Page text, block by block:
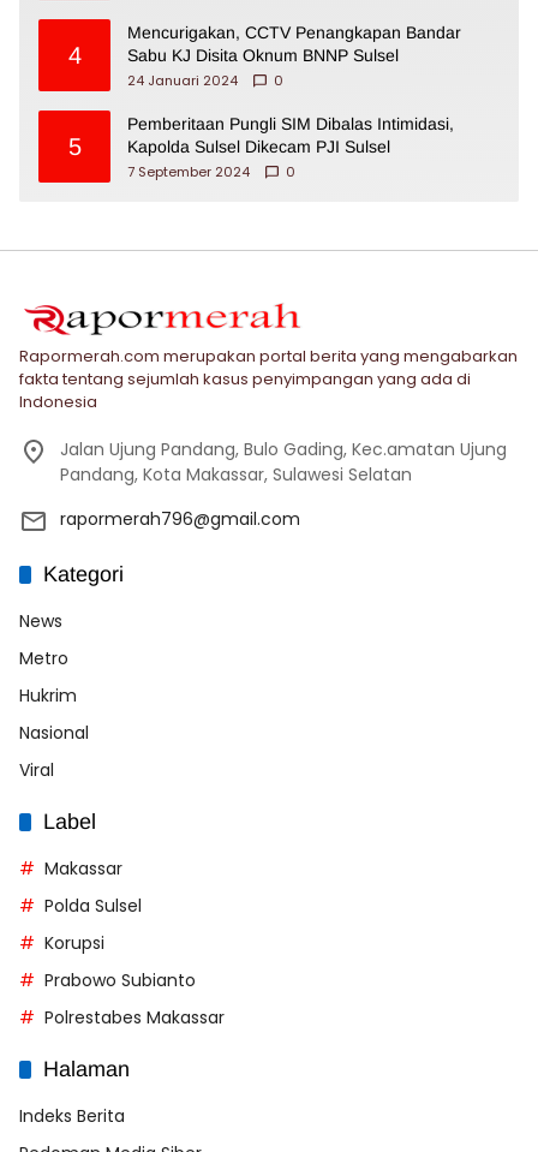
4
Mencurigakan, CCTV Penangkapan Bandar
Sabu KJ Disita Oknum BNNP Sulsel
24 Januari 2024
0
5
Pemberitaan Pungli SIM Dibalas Intimidasi,
Kapolda Sulsel Dikecam PJI Sulsel
7 September 2024
0
Rapormerah.com merupakan portal berita yang mengabarkan
fakta tentang sejumlah kasus penyimpangan yang ada di
Indonesia
Jalan Ujung Pandang, Bulo Gading, Kec.amatan Ujung
Pandang, Kota Makassar, Sulawesi Selatan
rapormerah796@gmail.com
Kategori
News
Metro
Hukrim
Nasional
Viral
Label
Makassar
Polda Sulsel
Korupsi
Prabowo Subianto
Polrestabes Makassar
Halaman
Indeks Berita